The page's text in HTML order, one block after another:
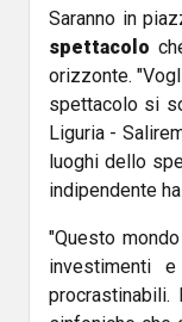
Saranno in
spettacolo
orizzonte.
spettacolo si
Liguria -
luoghi dello
indipendente
"Questo
investimenti
procrastinabili.